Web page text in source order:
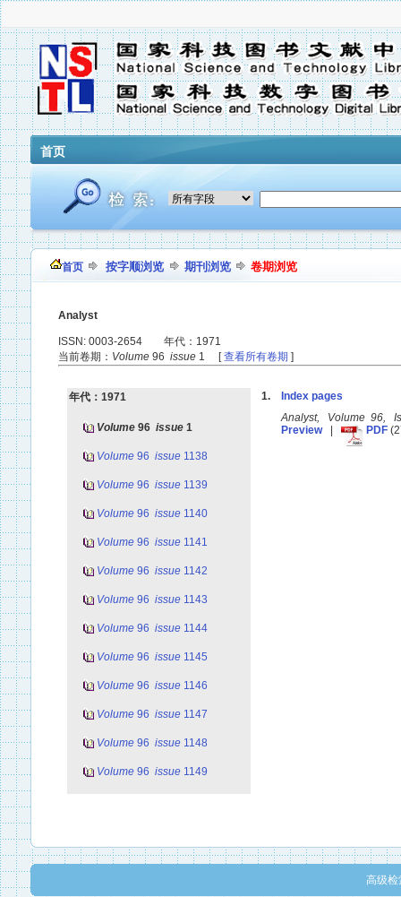
首页
首页 按字顺浏览 期刊浏览 卷期浏览
Analyst
ISSN: 0003-2654 年代：1971
当前卷期： Volume 96 issue 1 [查看所有卷期 ]
年代：1971
Volume 96 issue 1
Volume 96 issue 1138
Volume 96 issue 1139
Volume 96 issue 1140
Volume 96 issue 1141
Volume 96 issue 1142
Volume 96 issue 1143
Volume 96 issue 1144
Volume 96 issue 1145
Volume 96 issue 1146
Volume 96 issue 1147
Volume 96 issue 1148
Volume 96 issue 1149
1.
Index pages
Analyst, Volume 96,
Preview| PDF
高级检